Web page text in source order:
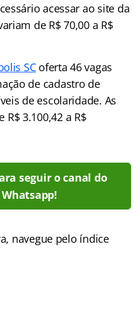
acessar ao site da
de R$ 70,00 a R$
SCoferta 46 vagas
de cadastro de
de escolaridade. As
3.100,42 a R$
seguir o canal do
navegue pelo índice